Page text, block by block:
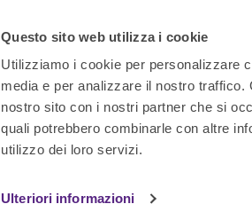
Questo sito web utilizza i cookie
Utilizziamo i cookie per personalizzare
media e per analizzare il nostro
nostro sito con i nostri partner che si
quali potrebbero combinarle con altre
utilizzo dei loro servizi.
Ulteriori informazioni